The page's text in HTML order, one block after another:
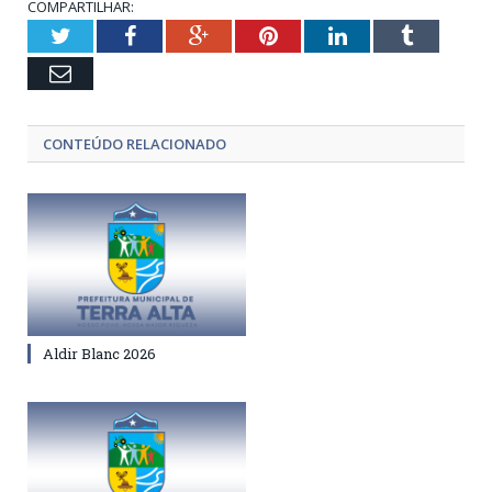
COMPARTILHAR:
TwitterFacebookGoogle+PinterestLinkedInTumblr
Email
CONTEÚDO RELACIONADO
Aldir Blanc 2026